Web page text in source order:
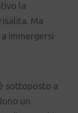
la
Ma
immergersi
sottoposto a
un